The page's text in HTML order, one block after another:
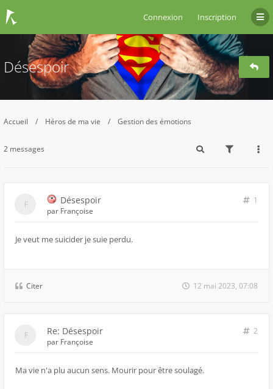
Connexion Inscription
Désespoir
Accueil Héros de ma vie Gestion des émotions
2 messages
Désespoir
1
par Françoise
Je veut me suicider je suie perdu.
Citer 12 mai 2023, 07:08
Re: Désespoir
2
par Françoise
Ma vie n'a plu aucun sens. Mourir pour être soulagé.